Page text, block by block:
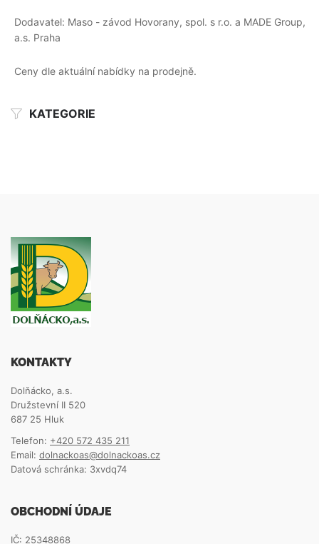
Dodavatel: Maso - závod Hovorany, spol. s r.o. a MADE Group,
a.s. Praha
Ceny dle aktuální nabídky na prodejně.
KATEGORIE
KONTAKTY
Dolňácko, a.s.
Družstevní II 520
687 25 Hluk
Telefon: +420 572 435 211
Email: dolnackoas@dolnackoas.cz
Datová schránka: 3xvdq74
OBCHODNÍ ÚDAJE
IČ: 25348868